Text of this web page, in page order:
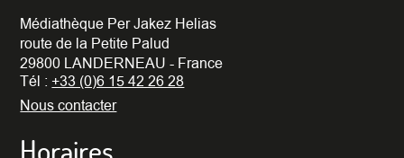
Médiathèque Per Jakez Helias
route de la Petite Palud
29800 LANDERNEAU - France
Tél :+33 (0)6 15 42 26 28
Nous contacter
Horaires